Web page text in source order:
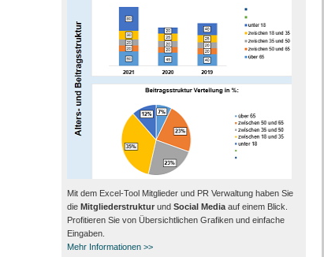
Mit dem Excel-Tool Mitglieder und PR Verwaltung haben Sie
die Mitgliederstrukturund Social Mediaauf einem Blick.
Profitieren Sie von Übersichtlichen Grafiken und einfache
Eingaben.
Mehr Informationen >>